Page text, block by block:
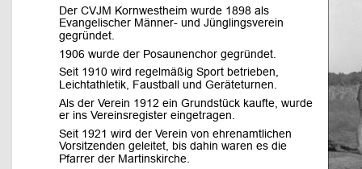
Der CVJM Kornwestheim wurde 1898 als
Evangelischer Männer- und Jünglingsverein
gegründet.
1906 wurde der Posaunenchor gegründet.
Seit 1910 wird regelmäßig Sport betrieben,
Leichtathletik, Faustball und Geräteturnen.
Als der Verein 1912 ein Grundstück kaufte, wurde
er ins Vereinsregister eingetragen.
Seit 1921 wird der Verein von ehrenamtlichen
Vorsitzenden geleitet, bis dahin waren es die
Pfarrer der Martinskirche.